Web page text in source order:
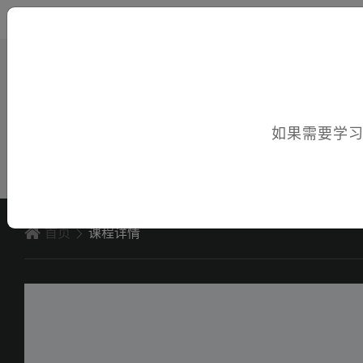
首页 课程详情
如果需要学